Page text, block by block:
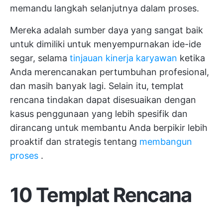
memandu langkah selanjutnya dalam proses.
Mereka adalah sumber daya yang sangat baik
untuk dimiliki untuk menyempurnakan ide-ide
segar, selama tinjauan kinerja karyawan ketika
Anda merencanakan pertumbuhan profesional,
dan masih banyak lagi. Selain itu, templat
rencana tindakan dapat disesuaikan dengan
kasus penggunaan yang lebih spesifik dan
dirancang untuk membantu Anda berpikir lebih
proaktif dan strategis tentang membangun
proses .
10 Templat Rencana